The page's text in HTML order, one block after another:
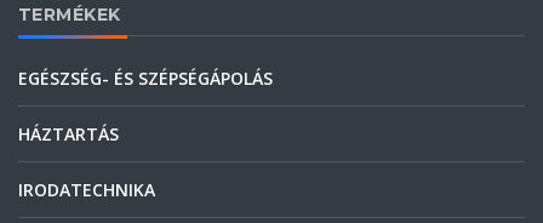
TERMÉKEK
EGÉSZSÉG- ÉS SZÉPSÉGÁPOLÁS
HÁZTARTÁS
IRODATECHNIKA